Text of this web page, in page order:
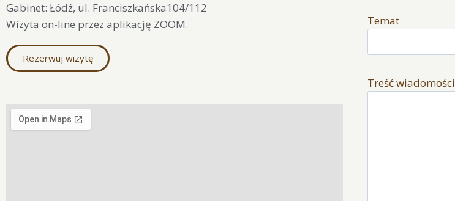
Gabinet: Łódź, ul. Franciszkańska104/112
Wizyta on-line przez aplikację ZOOM.
Rezerwuj wizytę
Temat
Treść wiadomości